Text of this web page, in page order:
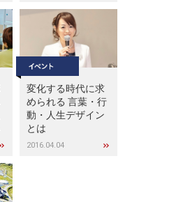
変化する時代に求
められる 言葉・行
動・人生デザイン
とは
2016.04.04